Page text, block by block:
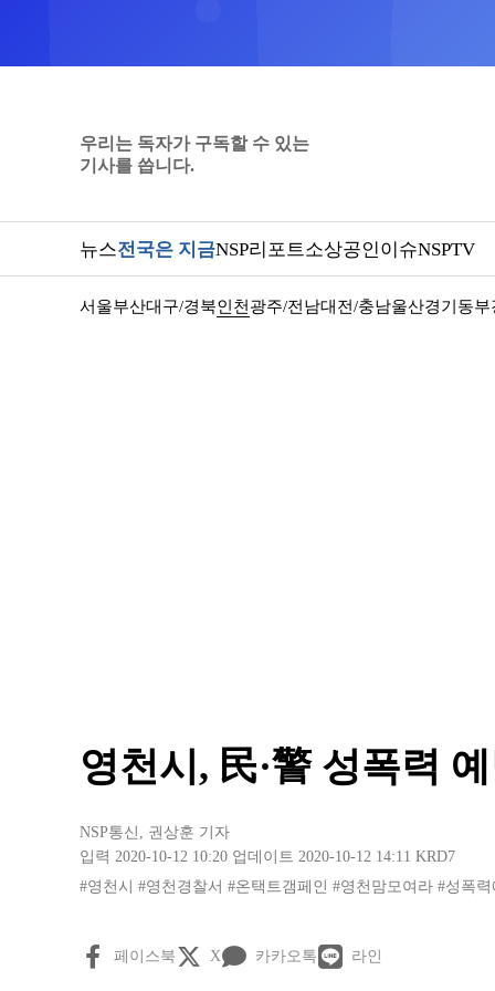
우리는 독자가 구독할 수 있는
기사를 씁니다.
뉴스전국은 지금NSP리포트소상공인이슈NSPTV
서울부산대구/경북인천 광주/전남대전/충남울산경기동부
영천시, 民·警 성폭력
NSP통신 , 권상훈 기자
입력 2020-10-12 10:20 업데이트 2020-10-12 14:11 KRD7
#영천시
#영천경찰서 #온택트갬페인 #영천맘모여라 #성폭력
페이스북 X 카카오톡 라인